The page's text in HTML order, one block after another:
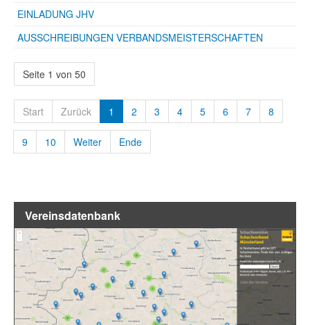
EINLADUNG JHV
AUSSCHREIBUNGEN VERBANDSMEISTERSCHAFTEN
Seite 1 von 50
Start Zurück 1 2 3 4 5 6 7 8
9 10 Weiter Ende
Vereinsdatenbank